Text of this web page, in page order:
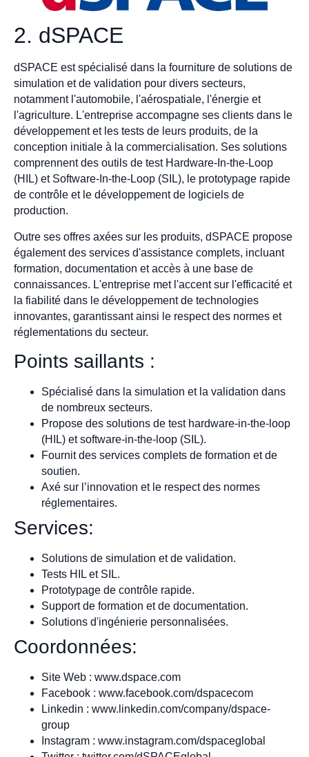
2. dSPACE
dSPACE est spécialisé dans la fourniture de solutions de
simulation et de validation pour divers secteurs,
notamment l'automobile, l'aérospatiale, l'énergie et
l'agriculture. L'entreprise accompagne ses clients dans le
développement et les tests de leurs produits, de la
conception initiale à la commercialisation. Ses solutions
comprennent des outils de test Hardware-In-the-Loop
(HIL) et Software-In-the-Loop (SIL), le prototypage rapide
de contrôle et le développement de logiciels de
production.
Outre ses offres axées sur les produits, dSPACE propose
également des services d'assistance complets, incluant
formation, documentation et accès à une base de
connaissances. L'entreprise met l'accent sur l'efficacité et
la fiabilité dans le développement de technologies
innovantes, garantissant ainsi le respect des normes et
réglementations du secteur.
Points saillants :
Spécialisé dans la simulation et la validation dans
de nombreux secteurs.
Propose des solutions de test hardware-in-the-loop
(HIL) et software-in-the-loop (SIL).
Fournit des services complets de formation et de
soutien.
Axé sur l’innovation et le respect des normes
réglementaires.
Services:
Solutions de simulation et de validation.
Tests HIL et SIL.
Prototypage de contrôle rapide.
Support de formation et de documentation.
Solutions d'ingénierie personnalisées.
Coordonnées:
Site Web : www.dspace.com
Facebook : www.facebook.com/dspacecom
Linkedin : www.linkedin.com/company/dspace-
group
Instagram : www.instagram.com/dspaceglobal